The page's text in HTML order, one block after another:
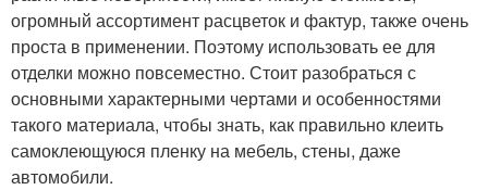
огромный ассортимент расцветок и фактур, также очень
проста в применении. Поэтому использовать ее для
отделки можно повсеместно. Стоит разобраться с
основными характерными чертами и особенностями
такого материала, чтобы знать, как правильно клеить
самоклеющуюся пленку на мебель, стены, даже
автомобили.